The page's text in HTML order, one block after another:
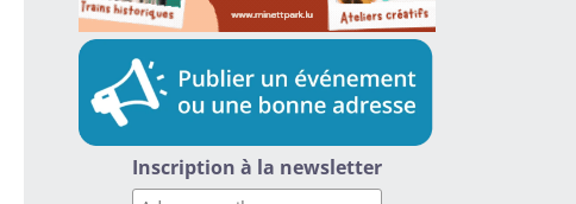
Inscription à la newsletter